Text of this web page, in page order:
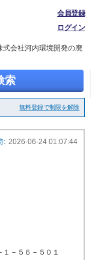
会員登録
ログイン
式会社河内環境開発の廃
索
無料登録で制限を解除
: 2026-06-24 01:07:44
－５６－５０１